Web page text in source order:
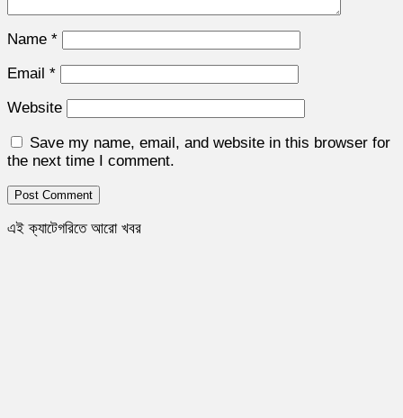
Name *
Email *
Website
Save my name, email, and website in this browser for
the next time I comment.
এই ক্যাটেগরিতে আরো খবর